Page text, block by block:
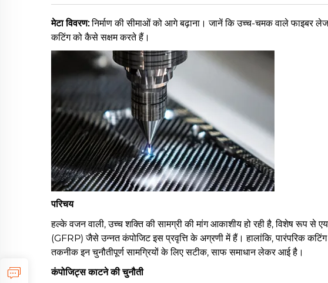
मेटा विवरण:निर्माण की सीमाओं को आगे बढ़ाना। जानें कि उच्च-चमक वाले फाइबर
कटिंग को कैसे सक्षम करते हैं।
परिचय
हल्के वजन वाली, उच्च शक्ति की सामग्री की मांग आकाशीय हो रही है, विशेष रूप से
(GFRP) जैसे उन्नत कंपोजिट इस प्रवृत्ति के अग्रणी में हैं। हालांकि, पारंपरिक
तकनीक इन चुनौतीपूर्ण सामग्रियों के लिए सटीक, साफ समाधान लेकर आई है।
कंपोजिट्स काटने की चुनौती